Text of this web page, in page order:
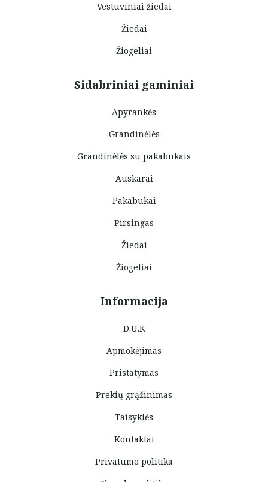
Vestuviniai žiedai
Žiedai
Žiogeliai
Sidabriniai gaminiai
Apyrankės
Grandinėlės
Grandinėlės su pakabukais
Auskarai
Pakabukai
Pirsingas
Žiedai
Žiogeliai
Informacija
D.U.K
Apmokėjimas
Pristatymas
Prekių grąžinimas
Taisyklės
Kontaktai
Privatumo politika